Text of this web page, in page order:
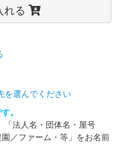
れる
。
「法人名・団体名・屋号
／ファーム・等」をお名前